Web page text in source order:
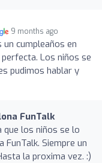
9 months ago
un cumpleaños en
Los niños se
pudimos hablar y
FunTalk
que los niños se lo
Siempre un
la proxima vez. :)